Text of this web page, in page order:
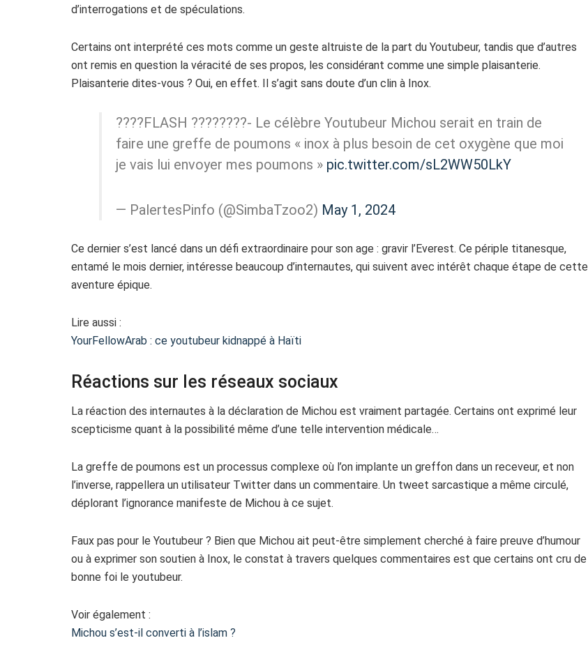
d’interrogations et de spéculations.
Certains ont interprété ces mots comme un geste altruiste de la part du Youtubeur, tandis que d’autres
ont remis en question la véracité de ses propos, les considérant comme une simple plaisanterie.
Plaisanterie dites-vous ? Oui, en effet. Il s’agit sans doute d’un clin à Inox.
????FLASH ????????- Le célèbre Youtubeur Michou serait en train de
faire une greffe de poumons « inox à plus besoin de cet oxygène que moi
je vais lui envoyer mes poumons » pic.twitter.com/sL2WW50LkY
— PalertesPinfo (@SimbaTzoo2) May 1, 2024
Ce dernier s’est lancé dans un défi extraordinaire pour son age : gravir l’Everest. Ce périple titanesque,
entamé le mois dernier, intéresse beaucoup d’internautes, qui suivent avec intérêt chaque étape de cette
aventure épique.
Lire aussi :
YourFellowArab : ce youtubeur kidnappé à Haïti
Réactions sur les réseaux sociaux
La réaction des internautes à la déclaration de Michou est vraiment partagée. Certains ont exprimé leur
scepticisme quant à la possibilité même d’une telle intervention médicale…
La greffe de poumons est un processus complexe où l’on implante un greffon dans un receveur, et non
l’inverse, rappellera un utilisateur Twitter dans un commentaire. Un tweet sarcastique a même circulé,
déplorant l’ignorance manifeste de Michou à ce sujet.
Faux pas pour le Youtubeur ? Bien que Michou ait peut-être simplement cherché à faire preuve d’humour
ou à exprimer son soutien à Inox, le constat à travers quelques commentaires est que certains ont cru de
bonne foi le youtubeur.
Voir également :
Michou s’est-il converti à l’islam ?